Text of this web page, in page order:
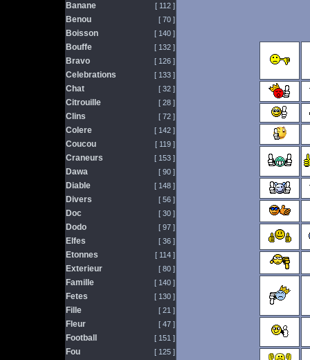
Banane [ 112 ]
Benou [ 70 ]
Boisson [ 140 ]
Bouffe [ 132 ]
Bravo [ 126 ]
Celebrations [ 133 ]
Chat [ 32 ]
Citrouille [ 28 ]
Clins [ 72 ]
Colere [ 142 ]
Coucou [ 119 ]
Craneurs [ 153 ]
Dawa [ 90 ]
Diable [ 148 ]
Divers [ 56 ]
Doc [ 30 ]
Dodo [ 97 ]
Elfes [ 36 ]
Etonnes [ 114 ]
Exterieur [ 80 ]
Famille [ 140 ]
Fetes [ 130 ]
Fille [ 21 ]
Fleur [ 47 ]
Football [ 151 ]
Fou [ 125 ]